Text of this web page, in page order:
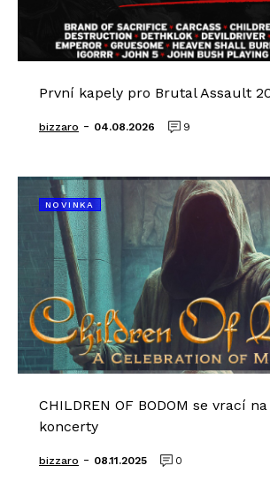
První kapely pro Brutal Assault
bizzaro - 04.08.2026 9
NOVINKA
CHILDREN OF BODOM se vrací
koncerty
bizzaro - 08.11.2025 0